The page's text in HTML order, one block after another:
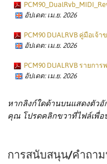
อัปเดต: เม.ย. 2026
PCM90 DUALRVB คู่มือเจ้า
อัปเดต: เม.ย. 2026
PCM90 DUALRVB รายกา
อัปเดต: เม.ย. 2026
หากลิงก์ใดด้านบนแสดงตัวอั
คุณ โปรดคลิกขวาที่ไฟล์เพื่
การสนับสนุน/คำถา